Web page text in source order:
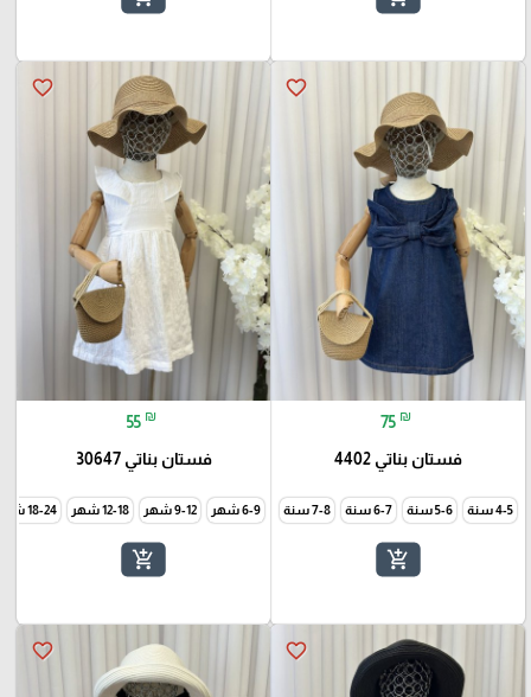
favorite_border
75 ₪
فستان بناتي 4402
4-5 سنة 5-6 سنة 6-7 سنة 7-8 سنة
add_shopping_cart
favorite_border
55 ₪
فستان بناتي 30647
6-9 شهر 9-12 شهر 12-18 شهر 18-24 شهر
add_shopping_cart
favorite_border
favorite_border